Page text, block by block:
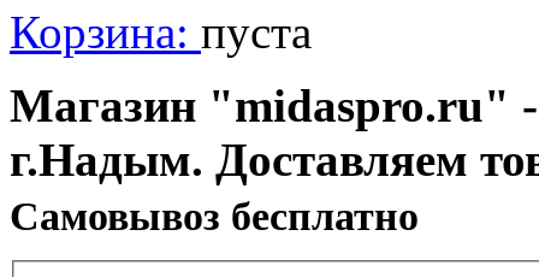
Корзина: пуста
Магазин "midaspro.ru" -
г.Надым. Доставляем
Cамовывоз бесплатно